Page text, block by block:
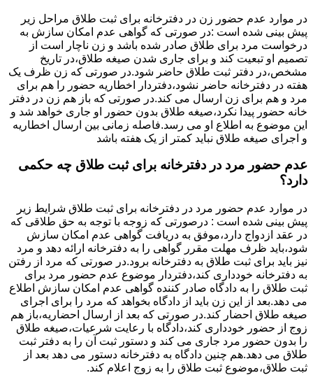
در موارد عدم حضور زن در دفترخانه برای ثبت طلاق مراحل زیر
پیش بینی شده است :در صورتی که گواهی عدم امکان سازش به
درخواست مرد برای طلاق صادر شده باشد و زن ناچار است از
تصمیم او تبعیت کند و برای جاری شدن صیغه طلاق،در تاریخ
مشخص،در دفتر ثبت طلاق حاضر شود.در صورتی که زن ظرف یک
هفته در دفترخانه حاضر نشود،دفتردار اخطاریه حضور را هم برای
مرد و هم برای زن ارسال می کند.در صورتی که باز هم زن در دفتر
خانه حضور پیدا نکرد،صیغه طلاق بدون حضور او جاری خواهد شد و
این موضوع به اطلاع او می رسد.فاصله زمانی بین ارسال اخطاریه
و اجرای صیغه طلاق نباید کمتر از یک هفته باشد
عدم حضور مرد در دفترخانه برای ثبت طلاق چه حکمی
دارد؟
در موارد عدم حضور مرد در دفترخانه برای ثبت طلاق شرایط زیر
پیش بینی شده است : درصورتی که زوجه با توجه به حق طلاقی که
در عقد ازدواج دارد،موفق به دریافت گواهی عدم امکان سازش
شود،باید ظرف مهلت مقرر گواهی را به دفترخانه ارائه دهد و مرد
نیز باید برای ثبت طلاق به دفترخانه برود.در صورتی که مرد از رفتن
به دفترخانه خودداری کند،دفتردار موضوع عدم حضور مرد برای
ثبت طلاق را به دادگاه صادر کننده گواهی عدم امکان سازش اطلاع
می دهد.بعد از این زن باید از دادگاه بخواهد که مرد را برای اجرای
صیغه طلاق احضار کند.در صورتی که بعد از ارسال احضاریه،باز هم
زوج از حضور خودداری کند،دادگاه با رعایت شرعیات،صیغه طلاق
را بدون حضور مرد جاری می کند و دستور ثبت آن را به دفتر ثبت
طلاق می دهد.هم چنین دادگاه به دفترخانه دستور می دهد بعد از
ثبت طلاق،موضوع ثبت طلاق را به زوج اعلام کند.